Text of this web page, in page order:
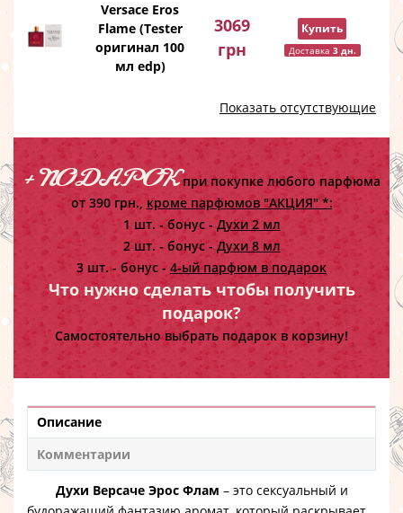
Versace Eros
Flame (Tester
оригинал 100
мл edp)
3069
грн
Купить
Доставка 3 дн.
Показать отсутствующие
+ ПОДАРОКпри покупке любого парфюма
от 390 грн., кроме парфюмов "АКЦИЯ" *:
1 шт. - бонус - Духи 2 мл
2 шт. - бонус -Духи 8 мл
3 шт. - бонус - 4-ый парфюм в подарок
Что нужно сделать чтобы получить
подарок?
Самостоятельно выбрать подарок в корзину!
Описание
Комментарии
Духи Версаче Эрос Флам – это сексуальный и